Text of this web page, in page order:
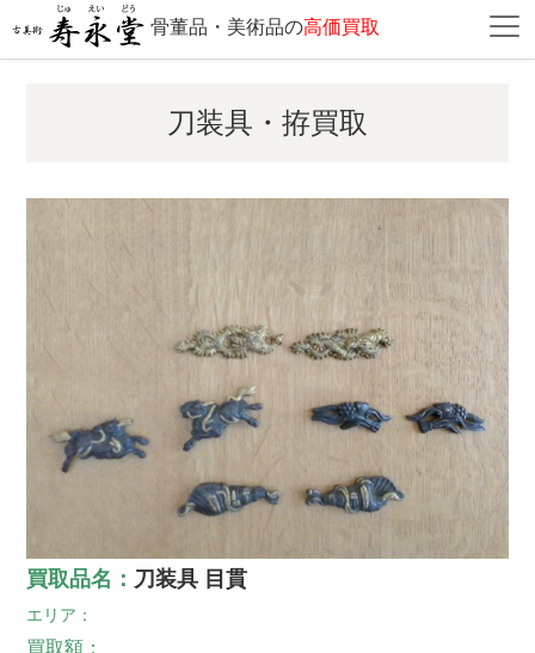
骨董品・美術品の高価買取
刀装具・拵買取
買取品名： 刀装具 目貫
エリア：
買取額：